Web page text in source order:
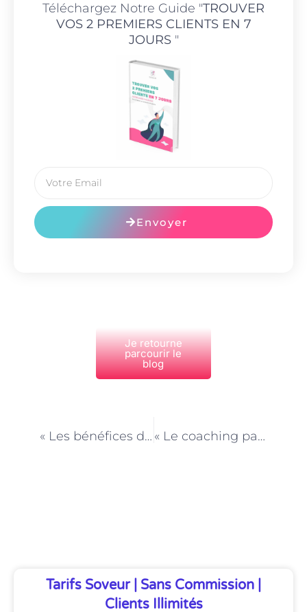
Téléchargez Notre Guide "TROUVER
VOS 2 PREMIERS CLIENTS EN 7
JOURS"
Envoyer
Je retourne
parcourir le
blog
« Les bénéfices d’un accompagnement parental dans la gestion des émotions à Paris » « Le coaching parental à Paris : des solutions pour les parents d’adolescents en crise »
Tarifs Soveur | Sans Commission |
Clients Illimités